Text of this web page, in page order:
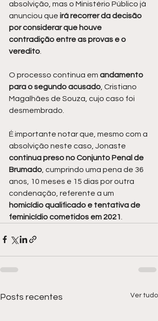
absolvição, mas o Ministério Público já
anunciou que irá recorrer da decisão
por considerar que houve
contradição entre as provas e o
veredito
O processo continua em andamento
para o segundo acusado , Cristiano
Magalhães de Souza, cujo caso foi
desmembrado.
É importante notar que, mesmo com a
absolvição neste caso, Jonaste
continua preso no Conjunto Penal de
Brumado , cumprindo uma pena de 36
anos, 10 meses e 15 dias por outra
condenação, referente a um
homicídio qualificado e tentativa de
feminicídio cometidos em 2021
Posts recentes Ver tudo